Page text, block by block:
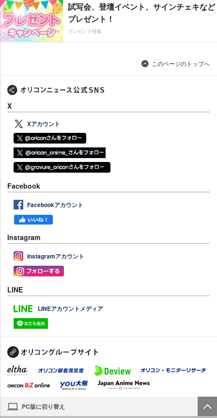
試写会、登壇イベント、サインチェキなど
プレゼント！
プレゼント特集
このページのトップへ
X
Xアカウント
Facebook
Facebookアカウント
Instagram
Instagramアカウント
LINE
LINEアカウントメディア
PC版に切り替え